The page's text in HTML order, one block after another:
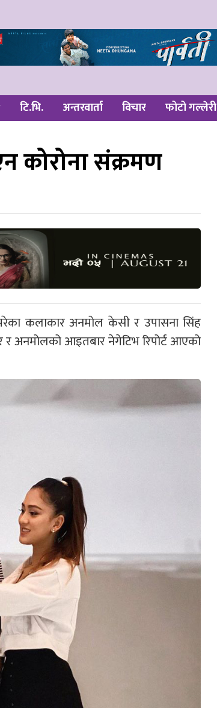
टि.भि. अन्तरवार्ता विचार फोटो गल्लेरी
कोरोना संक्रमण
कलाकार अनमोल केसी र उपासना सिंह
र अनमोलको आइतबार नेगेटिभ रिपोर्ट आएको